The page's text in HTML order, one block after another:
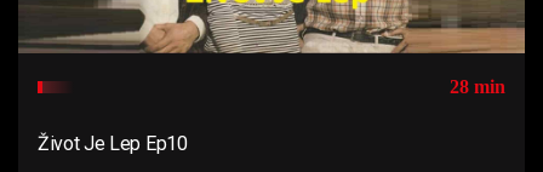
28 min
Život Je Lep Ep10